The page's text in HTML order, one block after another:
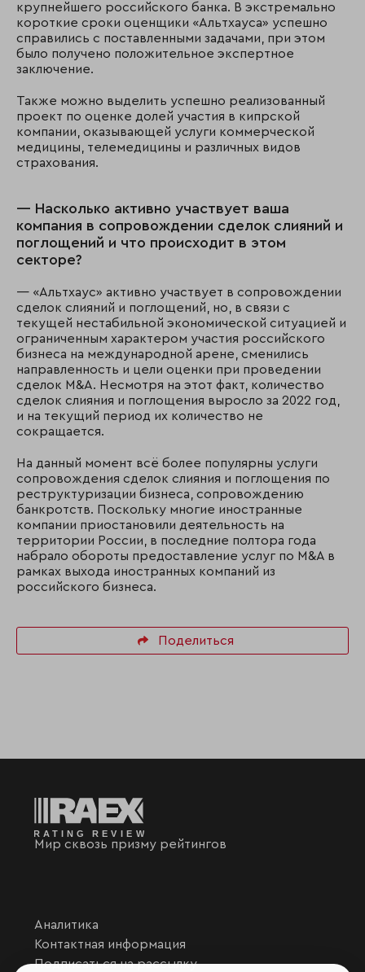
крупнейшего российского банка. В экстремально
короткие сроки оценщики «Альтхауса» успешно
справились с поставленными задачами, при этом
было получено положительное экспертное
заключение.
Также можно выделить успешно реализованный
проект по оценке долей участия в кипрской
компании, оказывающей услуги коммерческой
медицины, телемедицины и различных видов
страхования.
— Насколько активно участвует ваша
компания в сопровождении сделок слияний и
поглощений и что происходит в этом
секторе?
— «Альтхаус» активно участвует в сопровождении
сделок слияний и поглощений, но, в связи с
текущей нестабильной экономической ситуацией и
ограниченным характером участия российского
бизнеса на международной арене, сменились
направленность и цели оценки при проведении
сделок M&A. Несмотря на этот факт, количество
сделок слияния и поглощения выросло за 2022 год,
и на текущий период их количество не
сокращается.
На данный момент всё более популярны услуги
сопровождения сделок слияния и поглощения по
реструктуризации бизнеса, сопровождению
банкротств. Поскольку многие иностранные
компании приостановили деятельность на
территории России, в последние полтора года
набрало обороты предоставление услуг по M&A в
рамках выхода иностранных компаний из
российского бизнеса.
Поделиться
Мир сквозь призму рейтингов
Аналитика
Контактная информация
Подписаться на рассылку